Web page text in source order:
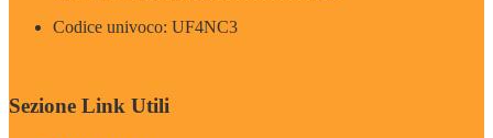
Codice univoco: UF4NC3
Sezione Link Utili